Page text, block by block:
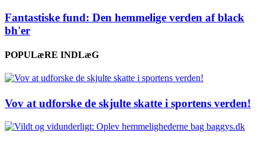
Fantastiske fund: Den hemmelige verden af black
bh'er
POPULæRE INDLæG
Vov at udforske de skjulte skatte i sportens verden!